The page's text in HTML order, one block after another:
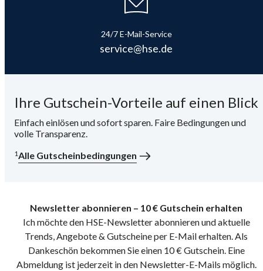
24/7 E-Mail-Service
service@hse.de
Ihre Gutschein-Vorteile auf einen Blick
Einfach einlösen und sofort sparen. Faire Bedingungen und
volle Transparenz.
1Alle Gutscheinbedingungen
Newsletter abonnieren – 10 € Gutschein erhalten
Ich möchte den HSE-Newsletter abonnieren und aktuelle
Trends, Angebote & Gutscheine per E-Mail erhalten. Als
Dankeschön bekommen Sie einen 10 € Gutschein. Eine
Abmeldung ist jederzeit in den Newsletter-E-Mails möglich.